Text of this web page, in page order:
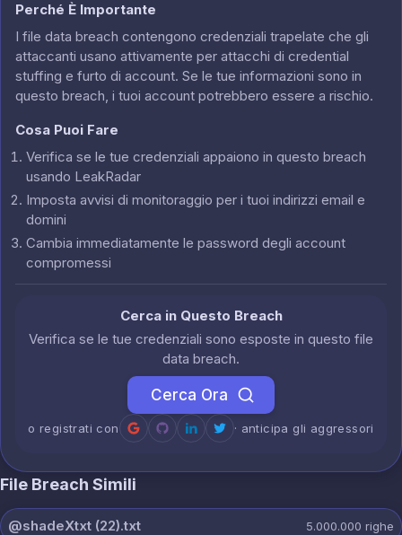
Perché È Importante
I file data breach contengono credenziali trapelate che gli
attaccanti usano attivamente per attacchi di credential
stuffing e furto di account. Se le tue informazioni sono in
questo breach, i tuoi account potrebbero essere a rischio.
Cosa Puoi Fare
Verifica se le tue credenziali appaiono in questo breach
usando LeakRadar
Imposta avvisi di monitoraggio per i tuoi indirizzi email e
domini
Cambia immediatamente le password degli account
compromessi
Cerca in Questo Breach
Verifica se le tue credenziali sono esposte in questo file
data breach.
Cerca Ora
o registrati con · anticipa gli aggressori
File Breach Simili
@shadeXtxt (22).txt 5.000.000 righe